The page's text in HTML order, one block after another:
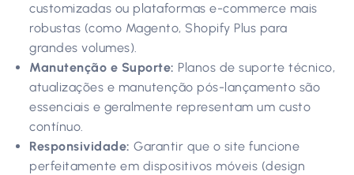
customizadas ou plataformas e-commerce mais
robustas (como Magento, Shopify Plus para
grandes volumes).
Manutenção e Suporte: Planos de suporte técnico,
atualizações e manutenção pós-lançamento são
essenciais e geralmente representam um custo
contínuo.
Responsividade: Garantir que o site funcione
perfeitamente em dispositivos móveis (design